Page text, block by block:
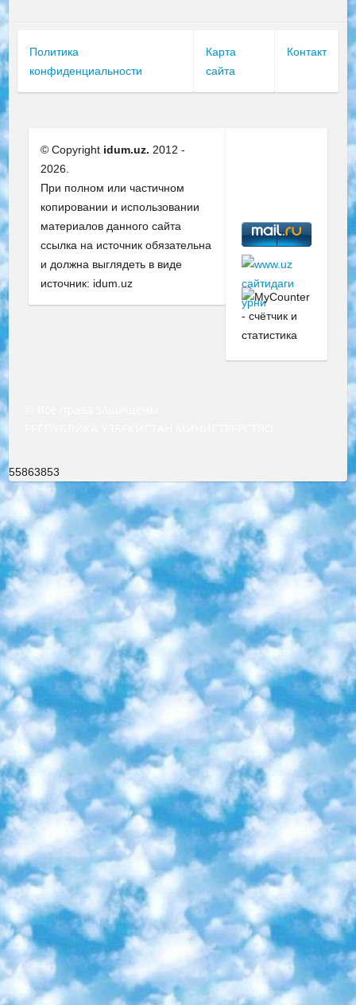
Политика
конфиденциальности
Карта
сайта
Контакт
© Copyright idum.uz. 2012 -
2026.
При полном или частичном
копировании и использовании
материалов данного сайта
ссылка на источник обязательна
и должна выглядеть в виде
источник: idum.uz
55863853